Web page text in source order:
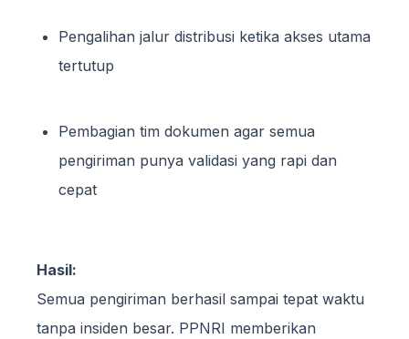
Pengalihan jalur distribusi ketika akses utama
tertutup
Pembagian tim dokumen agar semua
pengiriman punya validasi yang rapi dan
cepat
Hasil:
Semua pengiriman berhasil sampai tepat waktu
tanpa insiden besar. PPNRI memberikan